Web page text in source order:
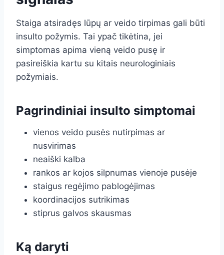
Staiga atsiradęs lūpų ar veido tirpimas gali būti
insulto požymis. Tai ypač tikėtina, jei
simptomas apima vieną veido pusę ir
pasireiškia kartu su kitais neurologiniais
požymiais.
Pagrindiniai insulto simptomai
vienos veido pusės nutirpimas ar
nusvirimas
neaiški kalba
rankos ar kojos silpnumas vienoje pusėje
staigus regėjimo pablogėjimas
koordinacijos sutrikimas
stiprus galvos skausmas
Ką daryti